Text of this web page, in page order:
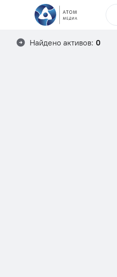
Найдено активов: 0